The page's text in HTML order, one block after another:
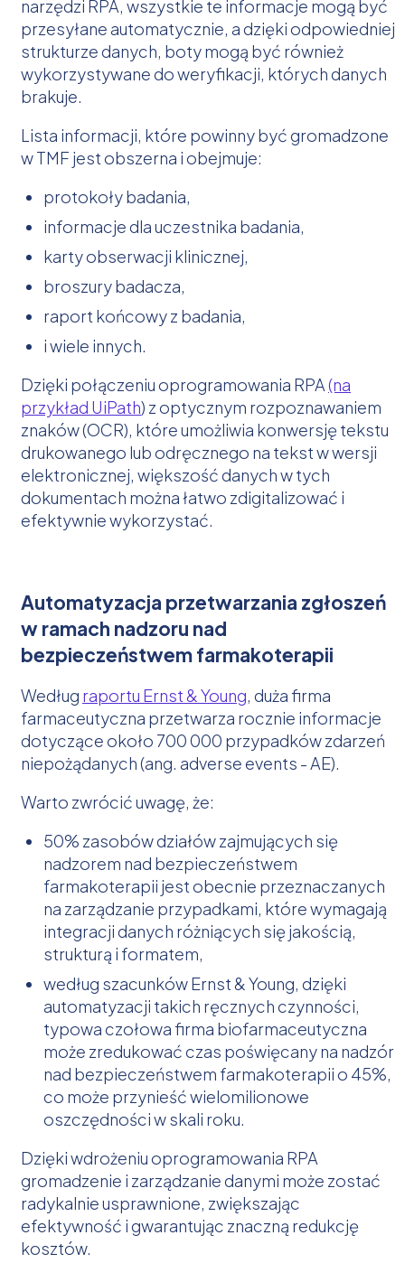
narzędzi RPA, wszystkie te informacje mogą być
przesyłane automatycznie, a dzięki odpowiedniej
strukturze danych, boty mogą być również
wykorzystywane do weryfikacji, których danych
brakuje.
Lista informacji, które powinny być gromadzone
w TMF jest obszerna i obejmuje:
protokoły badania,
informacje dla uczestnika badania,
karty obserwacji klinicznej,
broszury badacza,
raport końcowy z badania,
i wiele innych.
Dzięki połączeniu oprogramowania RPA(na
przykład UiPath) z optycznym rozpoznawaniem
znaków (OCR), które umożliwia konwersję tekstu
drukowanego lub odręcznego na tekst w wersji
elektronicznej, większość danych w tych
dokumentach można łatwo zdigitalizować i
efektywnie wykorzystać.
Automatyzacja przetwarzania zgłoszeń
w ramach nadzoru nad
bezpieczeństwem farmakoterapii
Według raportu Ernst & Young, duża firma
farmaceutyczna przetwarza rocznie informacje
dotyczące około 700 000 przypadków zdarzeń
niepożądanych (ang. adverse events - AE).
Warto zwrócić uwagę, że:
50% zasobów działów zajmujących się
nadzorem nad bezpieczeństwem
farmakoterapii jest obecnie przeznaczanych
na zarządzanie przypadkami, które wymagają
integracji danych różniących się jakością,
strukturą i formatem,
według szacunków Ernst & Young, dzięki
automatyzacji takich ręcznych czynności,
typowa czołowa firma biofarmaceutyczna
może zredukować czas poświęcany na nadzór
nad bezpieczeństwem farmakoterapii o 45%,
co może przynieść wielomilionowe
oszczędności w skali roku.
Dzięki wdrożeniu oprogramowania RPA
gromadzenie i zarządzanie danymi może zostać
radykalnie usprawnione, zwiększając
efektywność i gwarantując znaczną redukcję
kosztów.